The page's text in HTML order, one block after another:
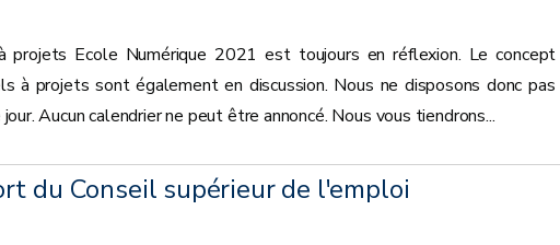
à projets Ecole Numérique 2021 est toujours en réflexion. Le
à projets sont également en discussion. Nous ne disposons donc
Aucun calendrier ne peut être annoncé. Nous vous tiendrons...
du Conseil supérieur de l'emploi